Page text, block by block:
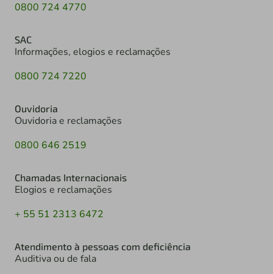
0800 724 4770
SAC
Informações, elogios e reclamações
0800 724 7220
Ouvidoria
Ouvidoria e reclamações
0800 646 2519
Chamadas Internacionais
Elogios e reclamações
+ 55 51 2313 6472
Atendimento à pessoas com deficiência
Auditiva ou de fala